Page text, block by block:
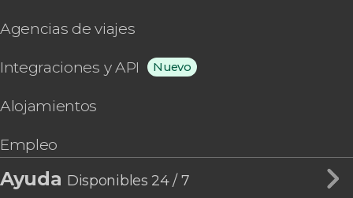
Agencias de viajes
Integraciones y API Nuevo
Alojamientos
Empleo
Ayuda Disponibles 24 / 7